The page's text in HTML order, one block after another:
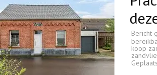
Bericht
koop